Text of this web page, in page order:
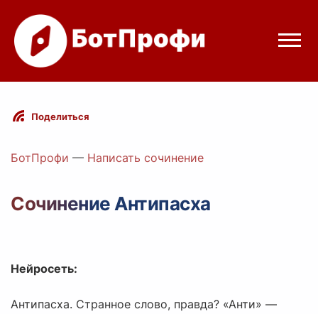
Режимы бота
Цены
Поделиться
БотПрофи — Написать сочинение
Сочинение Антипасха
Нейросеть:
Антипасха. Странное слово, правда? «Анти» —